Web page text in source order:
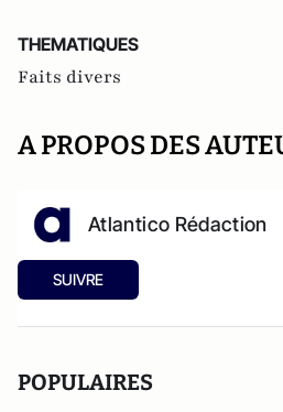
THEMATIQUES
Faits divers
A PROPOS DES
Atlantico Rédaction
SUIVRE
POPULAIRES